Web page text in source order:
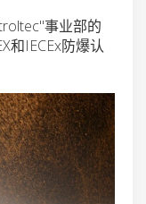
事业部的
和IECEx防爆认